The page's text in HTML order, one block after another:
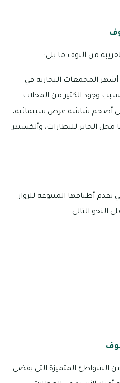
من النوف ما يلي:
أشهر المجمعات التجارية في
وجود الكثير من المحلات
على أضخم شاشة عرض سينمائية،
محل الجابر للنظارات، وألكسندر
تقدم أطباقها المتنوعة للزوار
النحو التالي:
الشواطئ المتميزة التي يقضي